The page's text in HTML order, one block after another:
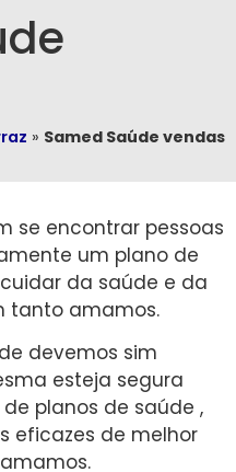
» Samed Saúde vendas
se encontrar pessoas
um plano de
da saúde e da
tanto amamos.
devemos sim
esteja segura
planos de saúde ,
eficazes de melhor